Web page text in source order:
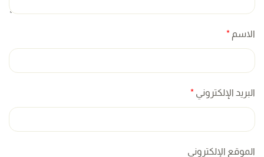
الاسم *
البريد الإلكتروني *
الموقع الإلكتروني